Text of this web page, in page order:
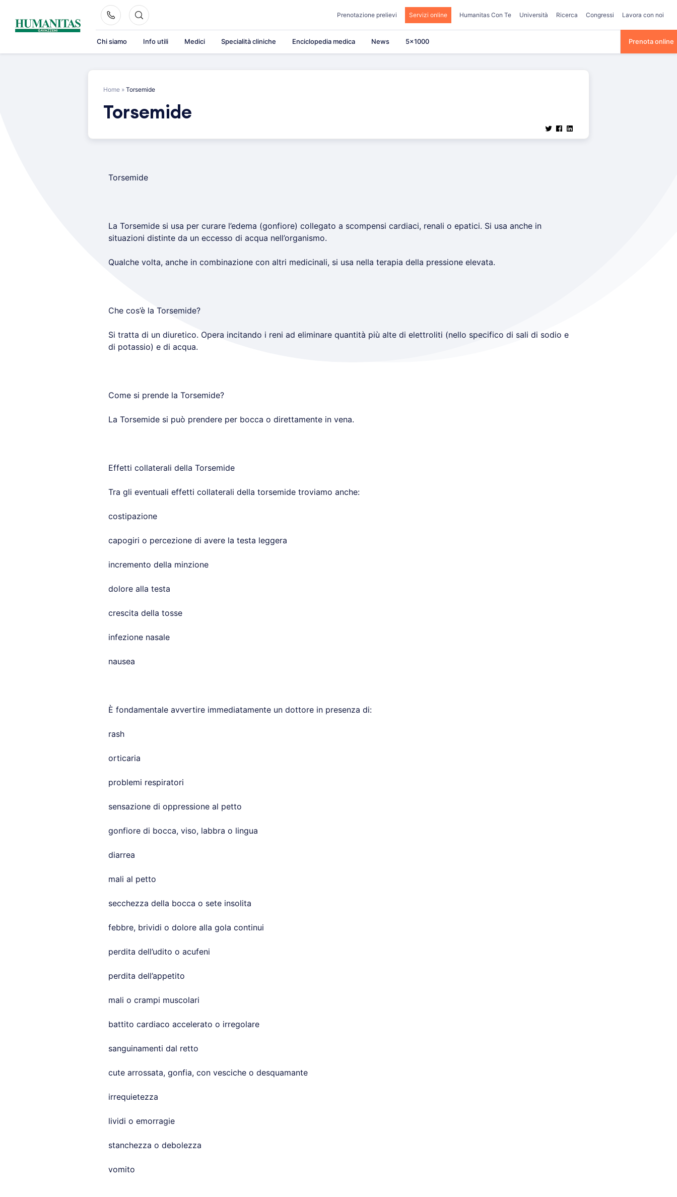
content
Prenotazione prelievi Servizi online Humanitas Con Te Università Ricerca Congressi Lavora con noi
Chi siamo Info utili Medici Specialità cliniche Enciclopedia medica News 5×1000 Prenota online
Home » Torsemide
Torsemide
Torsemide
La Torsemide si usa per curare l’edema (gonfiore) collegato a scompensi cardiaci, renali o epatici. Si usa anche in
situazioni distinte da un eccesso di acqua nell’organismo.
Qualche volta, anche in combinazione con altri medicinali, si usa nella terapia della pressione elevata.
Che cos’è la Torsemide?
Si tratta di un diuretico. Opera incitando i reni ad eliminare quantità più alte di elettroliti (nello specifico di sali di sodio e
di potassio) e di acqua.
Come si prende la Torsemide?
La Torsemide si può prendere per bocca o direttamente in vena.
Effetti collaterali della Torsemide
Tra gli eventuali effetti collaterali della torsemide troviamo anche:
costipazione
capogiri o percezione di avere la testa leggera
incremento della minzione
dolore alla testa
crescita della tosse
infezione nasale
nausea
È fondamentale avvertire immediatamente un dottore in presenza di:
rash
orticaria
problemi respiratori
sensazione di oppressione al petto
gonfiore di bocca, viso, labbra o lingua
diarrea
mali al petto
secchezza della bocca o sete insolita
febbre, brividi o dolore alla gola continui
perdita dell’udito o acufeni
perdita dell’appetito
mali o crampi muscolari
battito cardiaco accelerato o irregolare
sanguinamenti dal retto
cute arrossata, gonfia, con vesciche o desquamante
irrequietezza
lividi o emorragie
stanchezza o debolezza
vomito